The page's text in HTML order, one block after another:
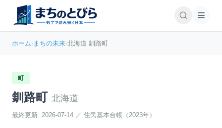
ホーム›まちの未来›北海道 釧路町
町
釧路町 北海道
最終更新: 2026-07-14 ／ 住民基本台帳（2023年）